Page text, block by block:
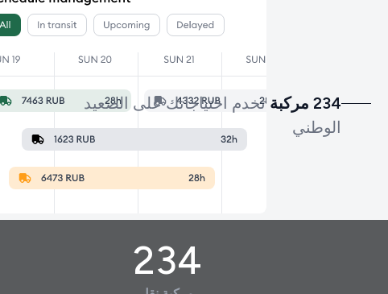
234 مركبة
تخدم احتياجاتك على الصعيد
الوطني
234